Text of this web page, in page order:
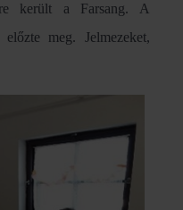
került a Farsang. A
meg. Jelmezeket,